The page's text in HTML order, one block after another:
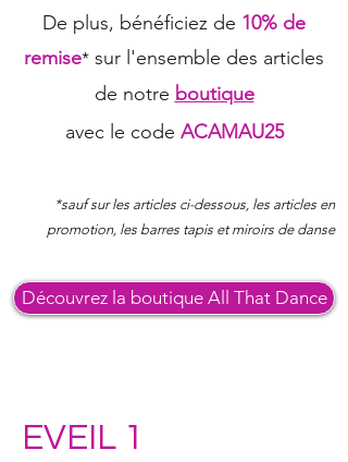
De plus, bénéficiez de 10% de
remise* sur l'ensemble des articles
de notre boutique
avec le code ACAMAU25
*sauf sur les articles ci-dessous, les articles en
promotion, les barres tapis et miroirs de danse
Découvrez la boutique All That Dance
EVEIL 1